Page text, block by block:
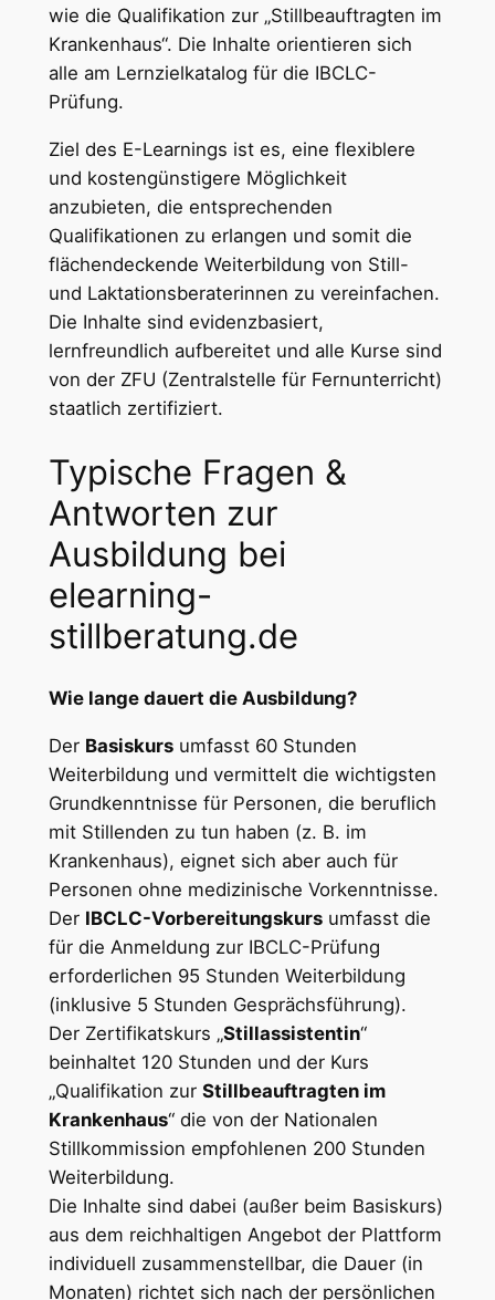
wie die Qualifikation zur „Stillbeauftragten im
Krankenhaus“. Die Inhalte orientieren sich
alle am Lernzielkatalog für die IBCLC-
Prüfung.
Ziel des E-Learnings ist es, eine flexiblere
und kostengünstigere Möglichkeit
anzubieten, die entsprechenden
Qualifikationen zu erlangen und somit die
flächendeckende Weiterbildung von Still-
und Laktationsberaterinnen zu vereinfachen.
Die Inhalte sind evidenzbasiert,
lernfreundlich aufbereitet und alle Kurse sind
von der ZFU (Zentralstelle für Fernunterricht)
staatlich zertifiziert.
Typische Fragen &
Antworten zur
Ausbildung bei
elearning-
stillberatung.de
Wie lange dauert die Ausbildung?
Der Basiskursumfasst 60 Stunden
Weiterbildung und vermittelt die wichtigsten
Grundkenntnisse für Personen, die beruflich
mit Stillenden zu tun haben (z. B. im
Krankenhaus), eignet sich aber auch für
Personen ohne medizinische Vorkenntnisse.
Der IBCLC-Vorbereitungskursumfasst die
für die Anmeldung zur IBCLC-Prüfung
erforderlichen 95 Stunden Weiterbildung
(inklusive 5 Stunden Gesprächsführung).
Der Zertifikatskurs „Stillassistentin“
beinhaltet 120 Stunden und der Kurs
„Qualifikation zur Stillbeauftragten im
Krankenhaus“ die von der Nationalen
Stillkommission empfohlenen 200 Stunden
Weiterbildung.
Die Inhalte sind dabei (außer beim Basiskurs)
aus dem reichhaltigen Angebot der Plattform
individuell zusammenstellbar, die Dauer (in
Monaten) richtet sich nach der persönlichen